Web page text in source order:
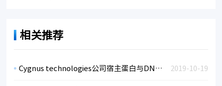
相关推荐
2019-10-19
Cygnus technologies公司宿主蛋白与DNA残留检测试剂盒